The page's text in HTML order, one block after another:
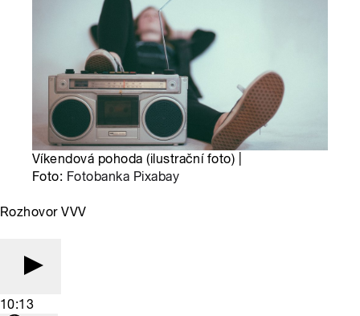
Víkendová pohoda (ilustrační foto) |
Foto: Fotobanka Pixabay
Rozhovor VVV
10:13